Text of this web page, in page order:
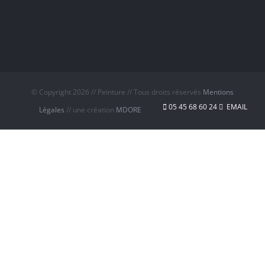
© Copyright 2026 // Peinture // Tous droits réservés Mentions
Légales // une création MDORE 05 45 68 60 24 EMAIL